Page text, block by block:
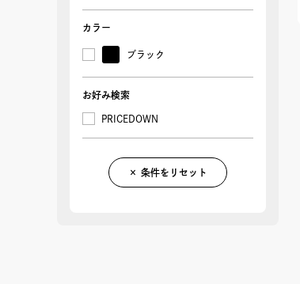
カラー
ブラック
お好み検索
PRICEDOWN
× 条件をリセット